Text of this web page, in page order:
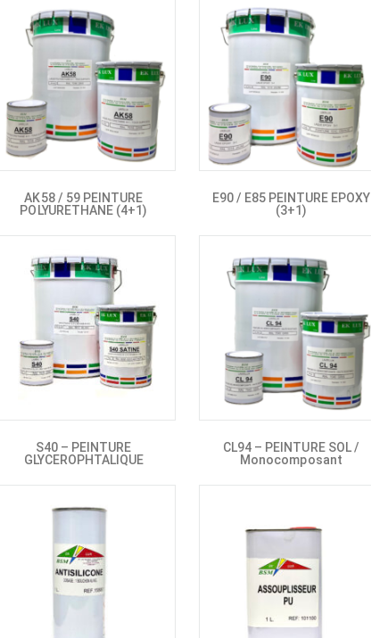
AK58 / 59 PEINTURE
POLYURETHANE (4+1)
E90 / E85 PEINTURE EPOXY
(3+1)
S40 – PEINTURE
GLYCEROPHTALIQUE
CL94 – PEINTURE SOL /
Monocomposant